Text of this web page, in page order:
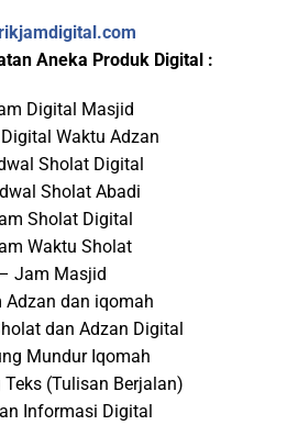
Aneka Produk Digital :
Digital Masjid
Waktu Adzan
Sholat Digital
Sholat Abadi
Sholat Digital
Waktu Sholat
– Jam Masjid
Adzan dan iqomah
dan Adzan Digital
Mundur Iqomah
(Tulisan Berjalan)
Informasi Digital